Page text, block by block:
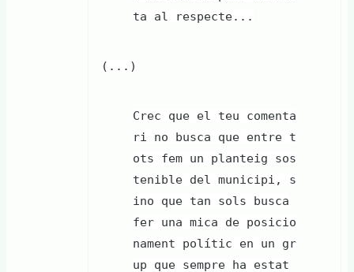
ta al respecte...
(...)
Crec que el teu comenta
ri no busca que entre t
ots fem un planteig sos
tenible del municipi, s
ino que tan sols busca
fer una mica de posicio
nament polític en un gr
up que sempre ha estat